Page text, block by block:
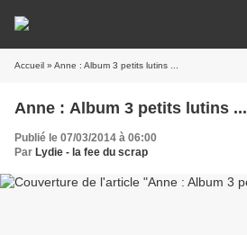
Accueil » Anne : Album 3 petits lutins ...
Anne : Album 3 petits lutins ...
Publié le 07/03/2014 à 06:00
Par Lydie - la fee du scrap